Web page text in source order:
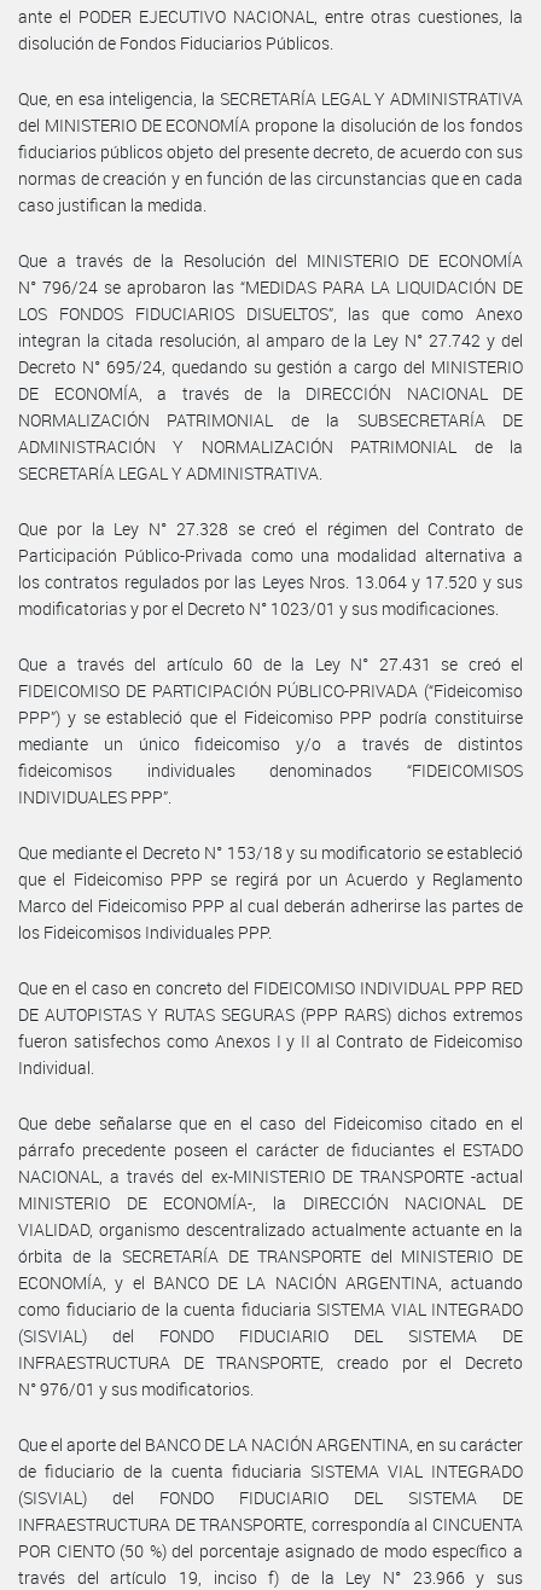
ante el PODER EJECUTIVO NACIONAL, entre otras cuestiones, la
disolución de Fondos Fiduciarios Públicos.
Que, en esa inteligencia, la SECRETARÍA LEGAL Y ADMINISTRATIVA
del MINISTERIO DE ECONOMÍA propone la disolución de los fondos
fiduciarios públicos objeto del presente decreto, de acuerdo con sus
normas de creación y en función de las circunstancias que en cada
caso justifican la medida.
Que a través de la Resolución del MINISTERIO DE ECONOMÍA
N° 796/24 se aprobaron las “MEDIDAS PARA LA LIQUIDACIÓN DE
LOS FONDOS FIDUCIARIOS DISUELTOS”, las que como Anexo
integran la citada resolución, al amparo de la Ley N° 27.742 y del
Decreto N° 695/24, quedando su gestión a cargo del MINISTERIO
DE ECONOMÍA, a través de la DIRECCIÓN NACIONAL DE
NORMALIZACIÓN PATRIMONIAL de la SUBSECRETARÍA DE
ADMINISTRACIÓN Y NORMALIZACIÓN PATRIMONIAL de la
SECRETARÍA LEGAL Y ADMINISTRATIVA.
Que por la Ley N° 27.328 se creó el régimen del Contrato de
Participación Público-Privada como una modalidad alternativa a
los contratos regulados por las Leyes Nros. 13.064 y 17.520 y sus
modificatorias y por el Decreto N° 1023/01 y sus modificaciones.
Que a través del artículo 60 de la Ley N° 27.431 se creó el
FIDEICOMISO DE PARTICIPACIÓN PÚBLICO-PRIVADA (“Fideicomiso
PPP”) y se estableció que el Fideicomiso PPP podría constituirse
mediante un único fideicomiso y/o a través de distintos
fideicomisos individuales denominados “FIDEICOMISOS
INDIVIDUALES PPP”.
Que mediante el Decreto N° 153/18 y su modificatorio se estableció
que el Fideicomiso PPP se regirá por un Acuerdo y Reglamento
Marco del Fideicomiso PPP al cual deberán adherirse las partes de
los Fideicomisos Individuales PPP.
Que en el caso en concreto del FIDEICOMISO INDIVIDUAL PPP RED
DE AUTOPISTAS Y RUTAS SEGURAS (PPP RARS) dichos extremos
fueron satisfechos como Anexos I y II al Contrato de Fideicomiso
Individual.
Que debe señalarse que en el caso del Fideicomiso citado en el
párrafo precedente poseen el carácter de fiduciantes el ESTADO
NACIONAL, a través del ex-MINISTERIO DE TRANSPORTE -actual
MINISTERIO DE ECONOMÍA-, la DIRECCIÓN NACIONAL DE
VIALIDAD, organismo descentralizado actualmente actuante en la
órbita de la SECRETARÍA DE TRANSPORTE del MINISTERIO DE
ECONOMÍA, y el BANCO DE LA NACIÓN ARGENTINA, actuando
como fiduciario de la cuenta fiduciaria SISTEMA VIAL INTEGRADO
(SISVIAL) del FONDO FIDUCIARIO DEL SISTEMA DE
INFRAESTRUCTURA DE TRANSPORTE, creado por el Decreto
N° 976/01 y sus modificatorios.
Que el aporte del BANCO DE LA NACIÓN ARGENTINA, en su carácter
de fiduciario de la cuenta fiduciaria SISTEMA VIAL INTEGRADO
(SISVIAL) del FONDO FIDUCIARIO DEL SISTEMA DE
INFRAESTRUCTURA DE TRANSPORTE, correspondía al CINCUENTA
POR CIENTO (50 %) del porcentaje asignado de modo específico a
través del artículo 19, inciso f) de la Ley N° 23.966 y sus